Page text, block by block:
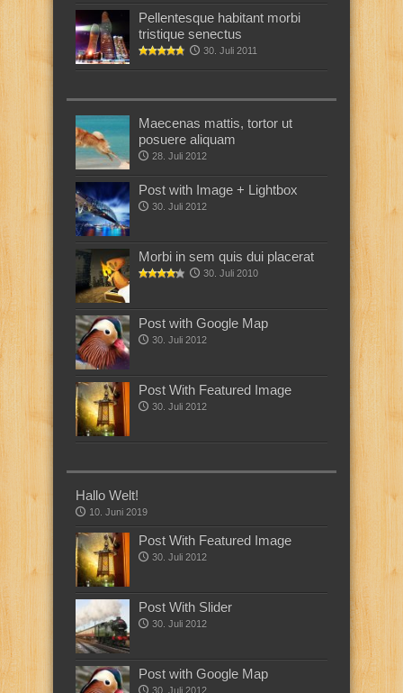
Pellentesque habitant morbi
tristique senectus
30. Juli 2011
Maecenas mattis, tortor ut
posuere aliquam
28. Juli 2012
Post with Image + Lightbox
30. Juli 2012
Morbi in sem quis dui placerat
30. Juli 2010
Post with Google Map
30. Juli 2012
Post With Featured Image
30. Juli 2012
Hallo Welt!
10. Juni 2019
Post With Featured Image
30. Juli 2012
Post With Slider
30. Juli 2012
Post with Google Map
30. Juli 2012